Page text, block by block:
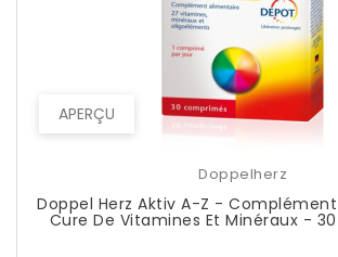
APERÇU
Doppelherz
Doppel Herz Aktiv A-Z -
Cure De Vitamines Et Minéraux -